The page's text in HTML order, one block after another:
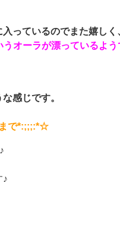
っているのでまた嬉しく
オーラが漂っているよう
感じです。
で*:;;;:*☆
♪